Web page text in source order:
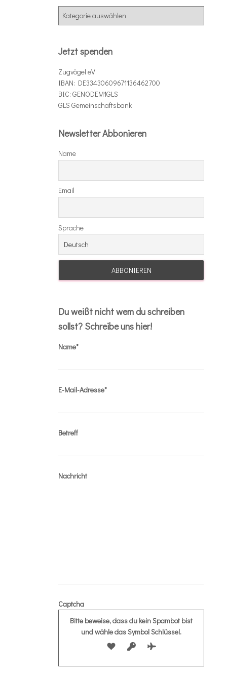
g
r
i
e
n
Jetzt spenden
Zugvögel eV
IBAN: DE33430609671136462700
BIC: GENODEM1GLS
GLS Gemeinschaftsbank
Newsletter Abbonieren
Name
Email
Sprache
Du weißt nicht wem du schreiben
sollst? Schreibe uns hier!
Name*
E-Mail-Adresse*
Betreff
Nachricht
Captcha
Bitte beweise, dass du kein Spambot bist
und wähle das SymbolSchlüssel.